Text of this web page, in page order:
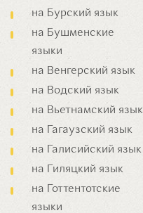
на Бурский язык
на Бушменские
языки
на Венгерский язык
на Водский язык
на Вьетнамский язык
на Гагаузский язык
на Галисийский язык
на Гиляцкий язык
на Готтентотские
языки